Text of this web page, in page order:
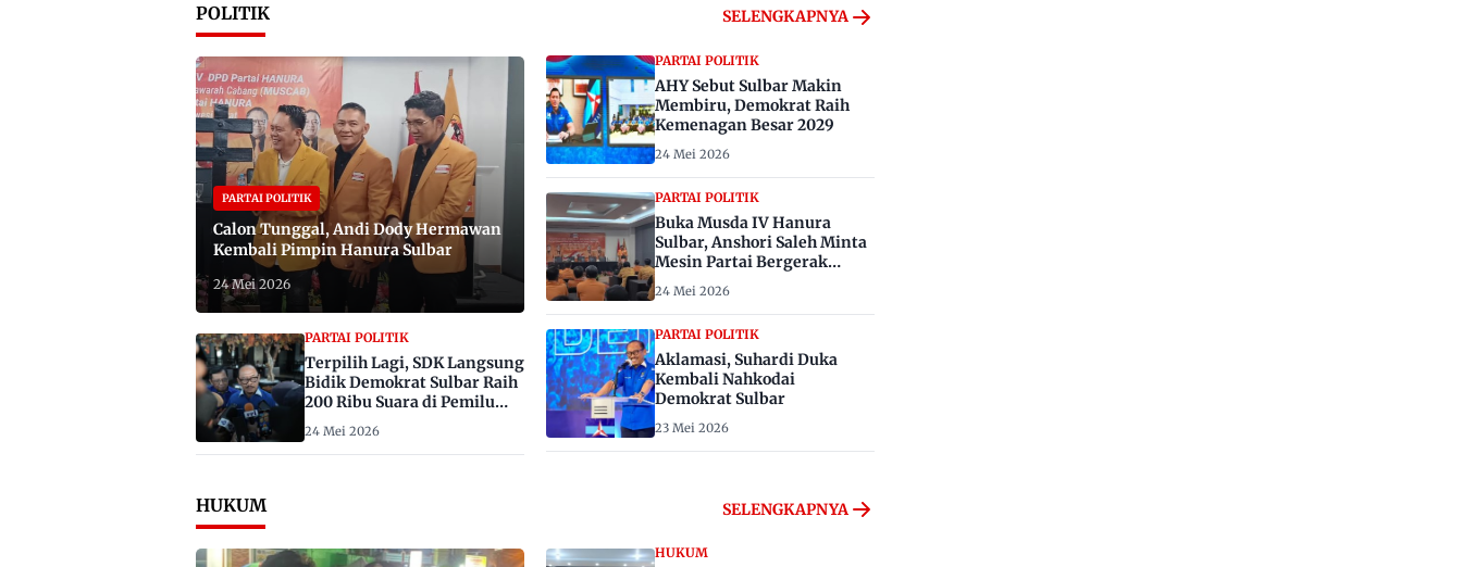
POLITIK SELENGKAPNYA
PARTAI POLITIK
Calon Tunggal, Andi Dody Hermawan
Kembali Pimpin Hanura Sulbar
24 Mei 2026
PARTAI POLITIK
Terpilih Lagi, SDK Langsung
Bidik Demokrat Sulbar Raih
200 Ribu Suara di Pemilu
2029
24 Mei 2026
PARTAI POLITIK
AHY Sebut Sulbar Makin
Membiru, Demokrat Raih
Kemenagan Besar 2029
24 Mei 2026
PARTAI POLITIK
Buka Musda IV Hanura
Sulbar, Anshori Saleh Minta
Mesin Partai Bergerak
Menangkan Pemilu 2029
24 Mei 2026
PARTAI POLITIK
Aklamasi, Suhardi Duka
Kembali Nahkodai
Demokrat Sulbar
23 Mei 2026
HUKUM SELENGKAPNYA
HUKUM